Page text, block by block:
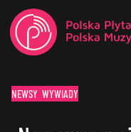
NEWSY WYWIADY